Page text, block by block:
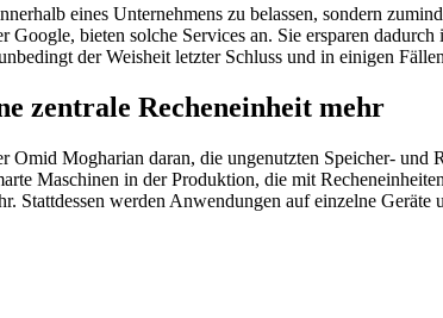
eines Unternehmens zu belassen, sondern
bieten solche Services an. Sie ersparen
der Weisheit letzter Schluss und in einigen
zentrale Recheneinheit mehr
Mogharian daran, die ungenutzten Speicher-
Maschinen in der Produktion, die mit
Stattdessen werden Anwendungen auf einzelne Geräte